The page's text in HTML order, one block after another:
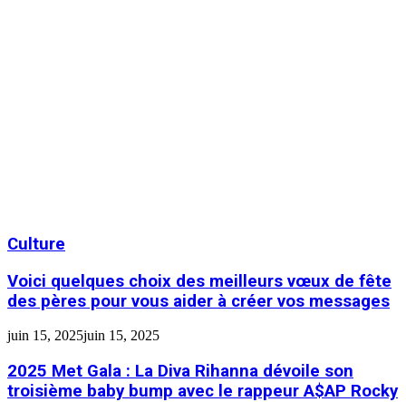
Culture
Voici quelques choix des meilleurs vœux de fête
des pères pour vous aider à créer vos messages
juin 15, 2025juin 15, 2025
2025 Met Gala : La Diva Rihanna dévoile son
troisième baby bump avec le rappeur A$AP Rocky